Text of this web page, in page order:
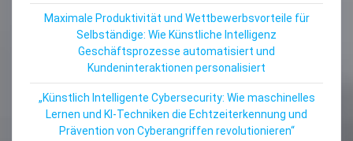
Maximale Produktivität und Wettbewerbsvorteile für
Selbständige: Wie Künstliche Intelligenz
Geschäftsprozesse automatisiert und
Kundeninteraktionen personalisiert
„Künstlich Intelligente Cybersecurity: Wie maschinelles
Lernen und KI-Techniken die Echtzeiterkennung und
Prävention von Cyberangriffen revolutionieren“